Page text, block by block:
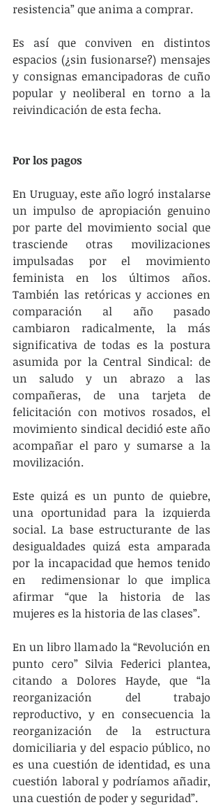
resistencia” que anima a comprar.
Es así que conviven en distintos
espacios (¿sin fusionarse?) mensajes
y consignas emancipadoras de cuño
popular y neoliberal en torno a la
reivindicación de esta fecha.
Por los pagos
En Uruguay, este año logró instalarse
un impulso de apropiación genuino
por parte del movimiento social que
trasciende otras movilizaciones
impulsadas por el movimiento
feminista en los últimos años.
También las retóricas y acciones en
comparación al año pasado
cambiaron radicalmente, la más
significativa de todas es la postura
asumida por la Central Sindical: de
un saludo y un abrazo a las
compañeras, de una tarjeta de
felicitación con motivos rosados, el
movimiento sindical decidió este año
acompañar el paro y sumarse a la
movilización.
Este quizá es un punto de quiebre,
una oportunidad para la izquierda
social. La base estructurante de las
desigualdades quizá esta amparada
por la incapacidad que hemos tenido
en  redimensionar lo que implica
afirmar “que la historia de las
mujeres es la historia de las clases”.
En un libro llamado la “Revolución en
punto cero” Silvia Federici plantea,
citando a Dolores Hayde, que “la
reorganización del trabajo
reproductivo, y en consecuencia la
reorganización de la estructura
domiciliaria y del espacio público, no
es una cuestión de identidad, es una
cuestión laboral y podríamos añadir,
una cuestión de poder y seguridad”.